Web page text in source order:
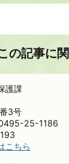
の記事に
護課
3号
25-1186
こちら